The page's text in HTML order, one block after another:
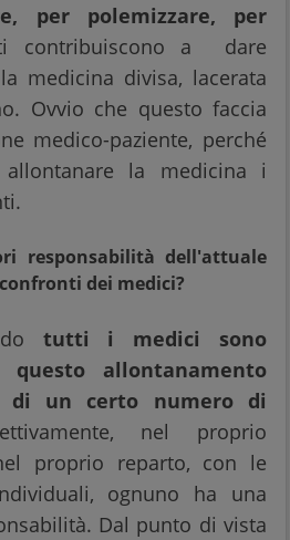
per polemizzare, per
contribuiscono a dare
medicina divisa, lacerata
Ovvio che questo faccia
medico-paziente, perché
la medicina i
responsabilità dell'attuale
dei medici?
tutti i medici sono
questo allontanamento
di un certo numero di
nel proprio
proprio reparto, con le
ognuno ha una
Dal punto di vista